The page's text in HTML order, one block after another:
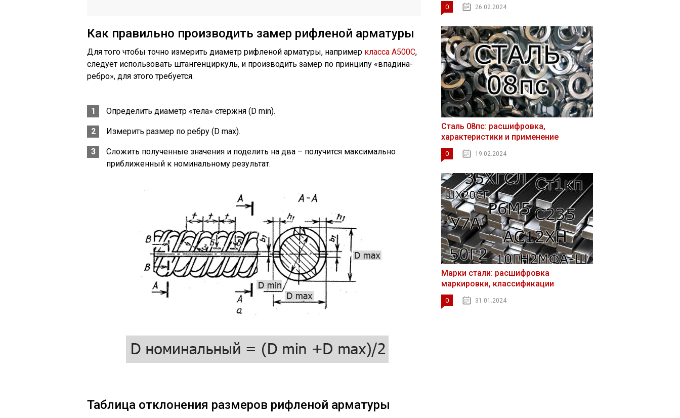
Как правильно производить замер рифленой арматуры
Для того чтобы точно измерить диаметр рифленой арматуры, например класса А500С,
следует использовать штангенциркуль, и производить замер по принципу «впадина-
ребро», для этого требуется.
Определить диаметр «тела» стержня (D min).
Измерить размер по ребру (D max).
Сложить полученные значения и поделить на два – получится максимально
приближенный к номинальному результат.
Таблица отклонения размеров рифленой арматуры
0 26.02.2024
Сталь 08пс: расшифровка,
характеристики и применение
0 19.02.2024
Марки стали: расшифровка
маркировки, классификации
0 31.01.2024